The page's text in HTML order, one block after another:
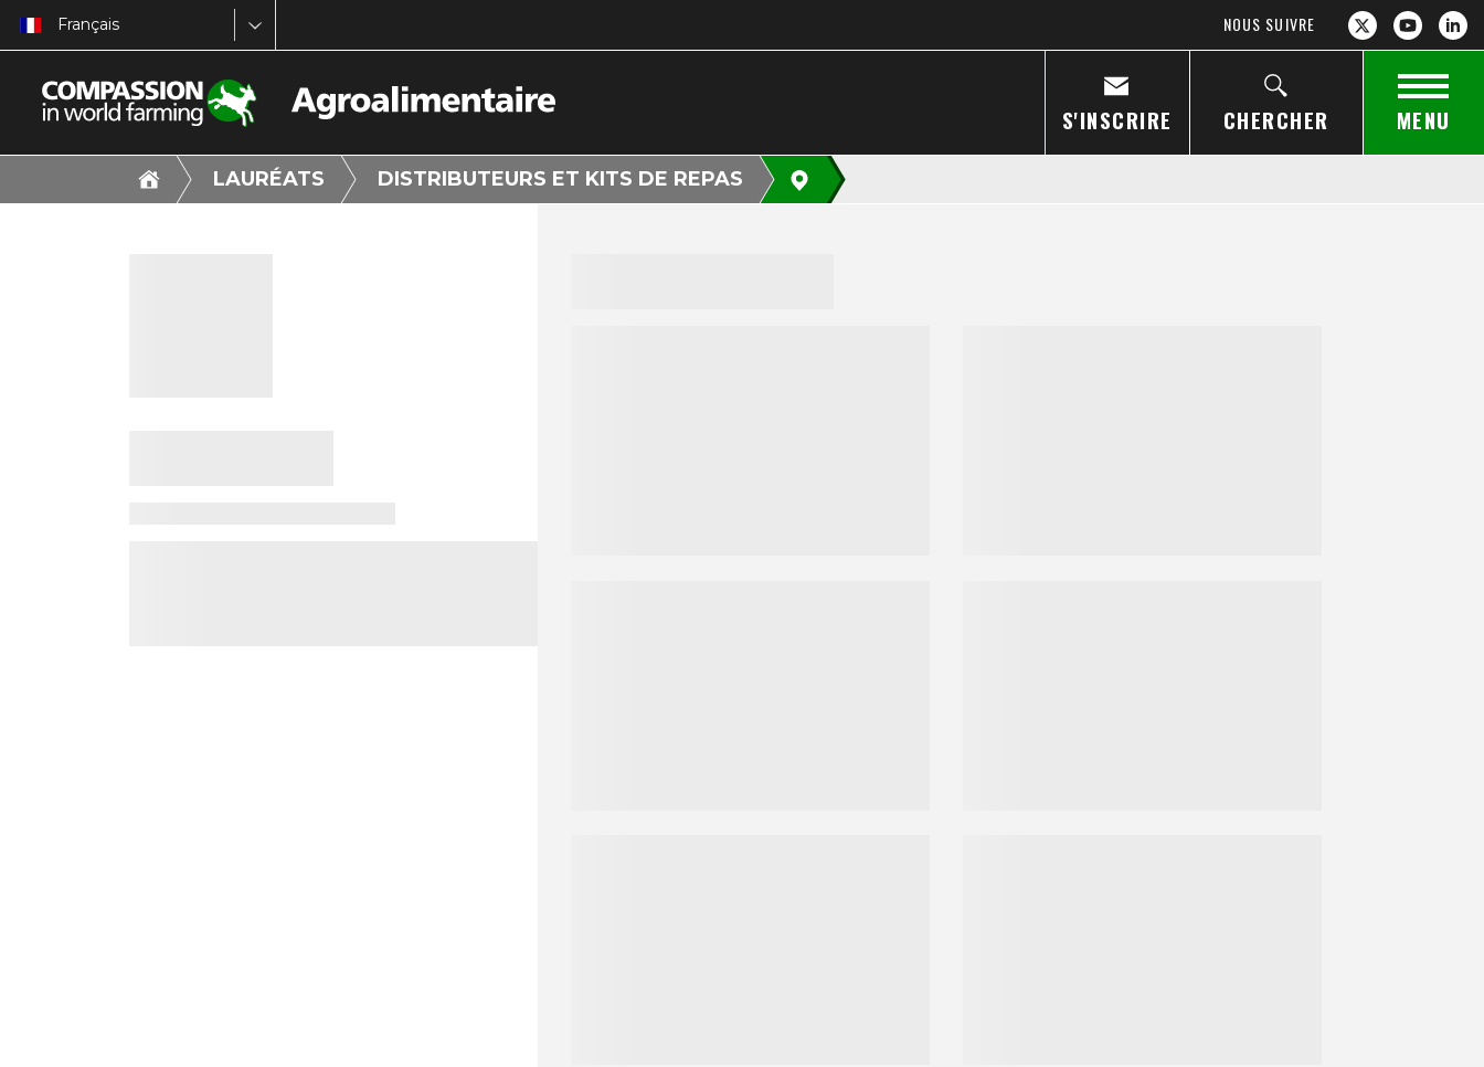
Français NOUS SUIVRE
S'INSCRIRE CHERCHER MENU
LAURÉATS DISTRIBUTEURS ET KITS DE REPAS